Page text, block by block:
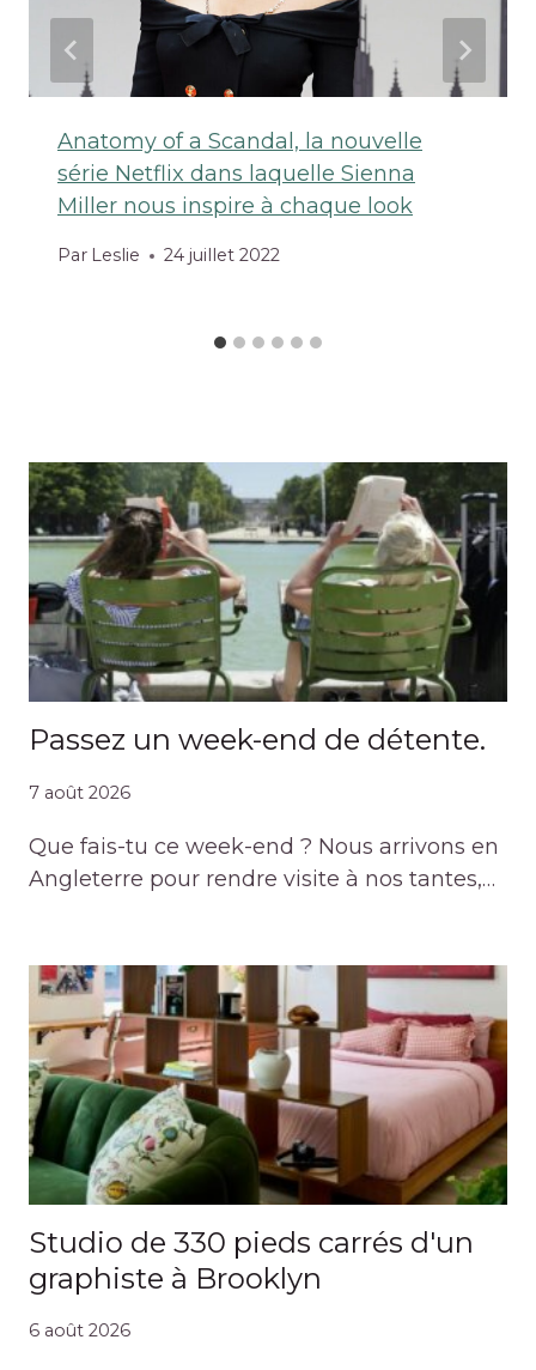
Anatomy of a Scandal, la nouvelle
série Netflix dans laquelle Sienna
Miller nous inspire à chaque look
Par Leslie 24 juillet 2022
Passez un week-end de détente.
7 août 2026
Que fais-tu ce week-end ? Nous arrivons en
Angleterre pour rendre visite à nos tantes,…
Studio de 330 pieds carrés d'un
graphiste à Brooklyn
6 août 2026